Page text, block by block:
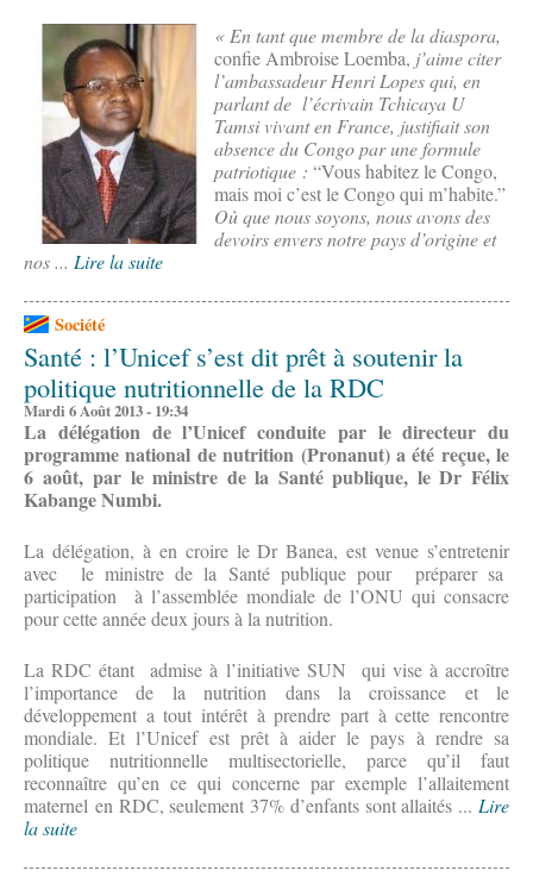
« En tant que membre de la diaspora,
confie Ambroise Loemba, j’aime citer
l’ambassadeur Henri Lopes qui, en
parlant de l’écrivain Tchicaya U
Tamsi vivant en France, justifiait son
absence du Congo par une formule
patriotique : “Vous habitez le Congo,
mais moi c’est le Congo qui m’habite.”
Où que nous soyons, nous avons des
devoirs envers notre pays d’origine et
nos ... Lire la suite
Société
Santé : l’Unicef s’est dit prêt à soutenir la
politique nutritionnelle de la RDC
Mardi 6 Août 2013 - 19:34
La délégation de l’Unicef conduite par le directeur du
programme national de nutrition (Pronanut) a été reçue, le
6 août, par le ministre de la Santé publique, le Dr Félix
Kabange Numbi.
La délégation, à en croire le Dr Banea, est venue s’entretenir
avec le ministre de la Santé publique pour préparer sa
participation à l’assemblée mondiale de l’ONU qui consacre
pour cette année deux jours à la nutrition.
La RDC étant admise à l’initiative SUN qui vise à accroître
l’importance de la nutrition dans la croissance et le
développement a tout intérêt à prendre part à cette rencontre
mondiale. Et l’Unicef est prêt à aider le pays à rendre sa
politique nutritionnelle multisectorielle, parce qu’il faut
reconnaître qu’en ce qui concerne par exemple l’allaitement
maternel en RDC, seulement 37% d’enfants sont allaités ... Lire
la suite